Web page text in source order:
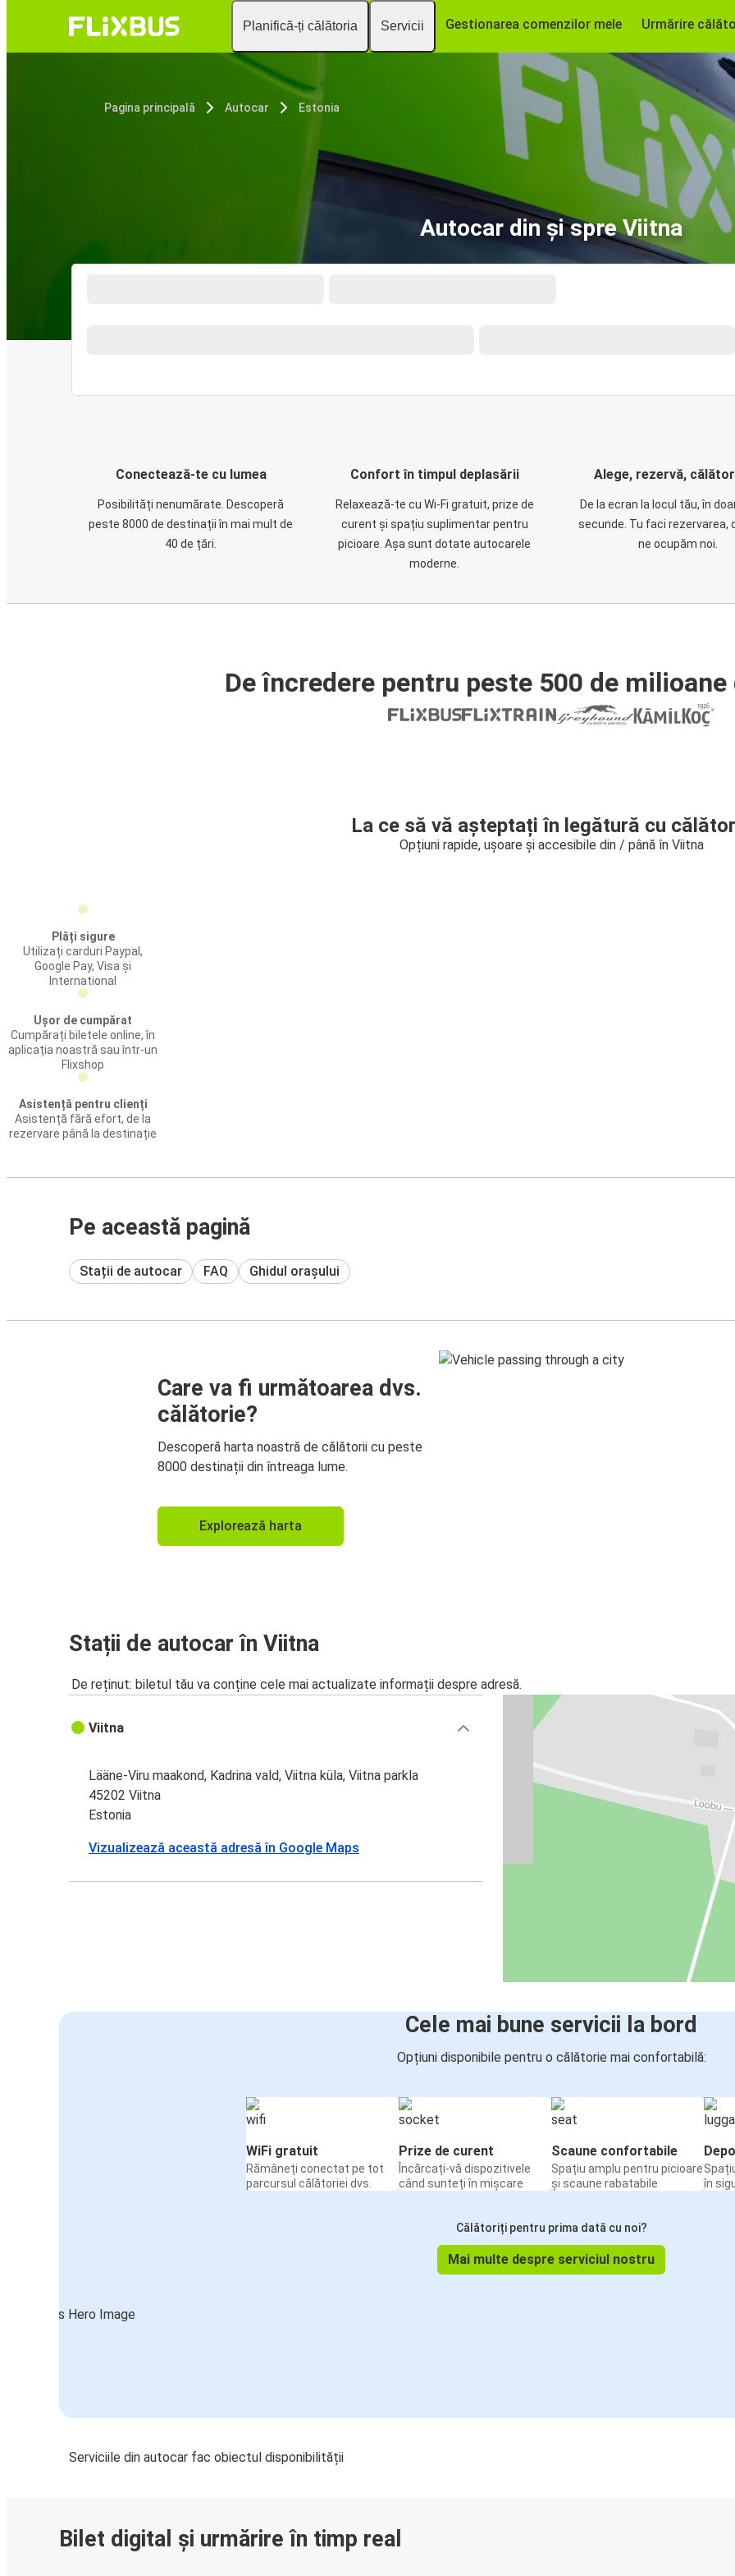
Planifică-ți călătoria Servicii Gestionarea comenzilor mele Urmărire
Pagina principală Autocar Estonia
Autocar din și spre Viitna
Conectează-te cu lumea
Posibilități nenumărate. Descoperă
peste 8000 de destinații în mai mult de
40 de țări.
Confort în timpul deplasării
Relaxează-te cu Wi-Fi gratuit, prize de
curent și spațiu suplimentar pentru
picioare. Așa sunt dotate autocarele
moderne.
Alege, rezervă,
De la ecran la locul tău, în
secunde. Tu faci rezervarea,
ne ocupăm noi.
De încredere pentru peste 500 de milioane
La ce să vă așteptați în legătură cu
Opțiuni rapide, ușoare și accesibile din / până în Viitna
Plăți sigure
Utilizați carduri Paypal,
Google Pay, Visa și
International
Ușor de cumpărat
Cumpărați biletele online, în
aplicația noastră sau într-un
Flixshop
Asistență pentru clienți
Asistență fără efort, de la
rezervare până la destinație
Pe această pagină
Stații de autocar FAQ Ghidul orașului
Care va fi următoarea dvs.
călătorie?
Descoperă harta noastră de călătorii cu peste
8000 destinații din întreaga lume.
Explorează harta
Stații de autocar în Viitna
De reținut: biletul tău va conține cele mai actualizate informații despre adresă.
Viitna
Lääne-Viru maakond, Kadrina vald, Viitna küla, Viitna parkla
45202 Viitna
Estonia
Vizualizează această adresă în Google Maps
Cele mai bune servicii la bord
Opțiuni disponibile pentru o călătorie mai confortabilă:
WiFi gratuit
Rămâneți conectat pe tot
parcursul călătoriei dvs.
Prize de curent
Încărcați-vă dispozitivele
când sunteți în mișcare
Scaune confortabile
Spațiu amplu pentru picioare
și scaune rabatabile
în
Călătoriți pentru prima dată cu noi?
Mai multe despre serviciul nostru
Serviciile din autocar fac obiectul disponibilității
Bilet digital și urmărire în timp real